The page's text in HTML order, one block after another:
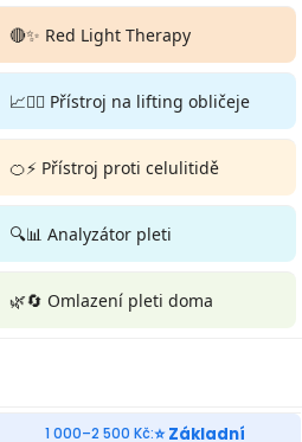
🔴✨ Red Light Therapy
📈💆‍♀️ Přístroj na lifting obličeje
🍊⚡ Přístroj proti celulitidě
🔍📊 Analyzátor pleti
🌿🔄 Omlazení pleti doma
1 000–2 500 Kč:⭐ Základní